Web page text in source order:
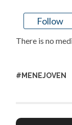
Follow
There is no
#MENEJOVEN